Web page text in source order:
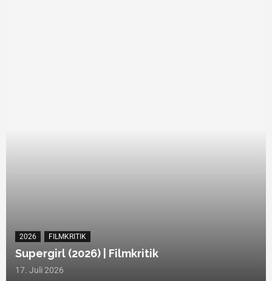
2026 FILMKRITIK
Supergirl (2026) | Filmkritik
17. Juli 2026